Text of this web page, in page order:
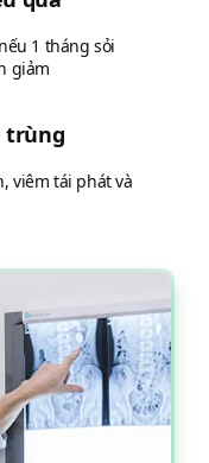
1 tháng sỏi
giảm
trùng
viêm tái phát và